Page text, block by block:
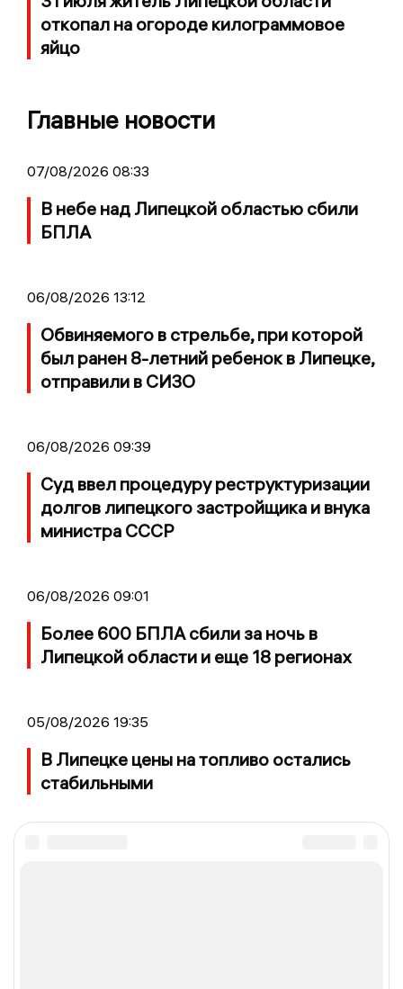
откопал на огороде килограммовое
яйцо
Главные новости
07/08/2026 08:33
В небе над Липецкой областью сбили
БПЛА
06/08/2026 13:12
Обвиняемого в стрельбе, при которой
был ранен 8-летний ребенок в Липецке,
отправили в СИЗО
06/08/2026 09:39
Суд ввел процедуру реструктуризации
долгов липецкого застройщика и внука
министра СССР
06/08/2026 09:01
Более 600 БПЛА сбили за ночь в
Липецкой области и еще 18 регионах
05/08/2026 19:35
В Липецке цены на топливо остались
стабильными